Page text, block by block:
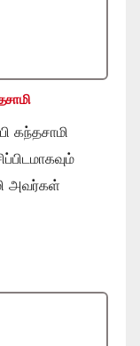
கந்தசாமி
அவர்கள்